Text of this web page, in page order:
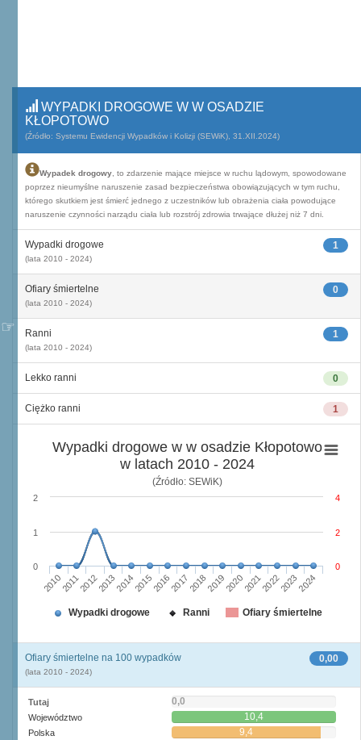
WYPADKI DROGOWE W W OSADZIE
KŁOPOTOWO
(Źródło: Systemu Ewidencji Wypadków i Kolizji (SEWiK), 31.XII.2024)
Wypadek drogowy , to zdarzenie mające miejsce w ruchu lądowym, spowodowane
poprzez nieumyślne naruszenie zasad bezpieczeństwa obowiązujących w tym ruchu,
którego skutkiem jest śmierć jednego z uczestników lub obrażenia ciała powodujące
naruszenie czynności narządu ciała lub rozstrój zdrowia trwające dłużej niż 7 dni.
1
Wypadki drogowe
(lata 2010 - 2024)
0
Ofiary śmiertelne
(lata 2010 - 2024)
1
Ranni
(lata 2010 - 2024)
0
Lekko ranni
1
Ciężko ranni
Wypadki drogowe w w osadzie Kłopotowo
w latach 2010 - 2024
(Źródło: SEWiK)
201020112012201320142015201620172018201920202021202220232024
0
1
2
0
2
4
Wypadki drogowe Ranni Ofiary śmiertelne
0,00
Ofiary śmiertelne na 100 wypadków
(lata 2010 - 2024)
Tutaj 0,0
Województwo 10,4
Polska 9,4